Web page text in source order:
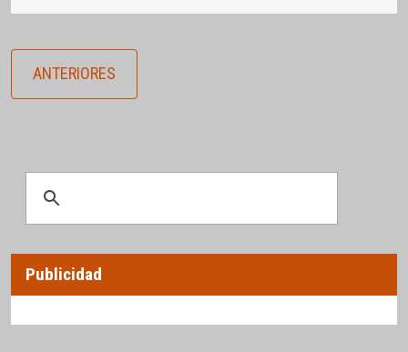
ANTERIORES
Publicidad